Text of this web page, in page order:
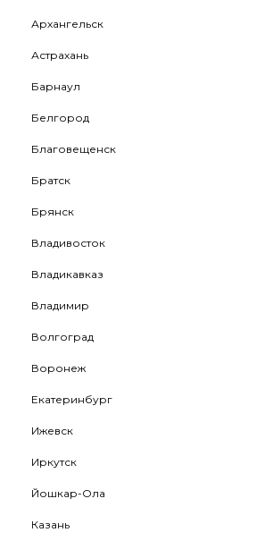
Архангельск
Астрахань
Барнаул
Белгород
Благовещенск
Братск
Брянск
Владивосток
Владикавказ
Владимир
Волгоград
Воронеж
Екатеринбург
Ижевск
Иркутск
Йошкар-Ола
Казань